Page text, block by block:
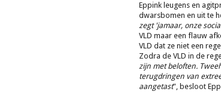
Eppink leugens en
dwarsbomen en uit te
zegt 'jamaar, onze
VLD maar een flauw
VLD dat ze niet een
Zodra de VLD in de
zijn met beloften.
terugdringen van
aangetast", besloot